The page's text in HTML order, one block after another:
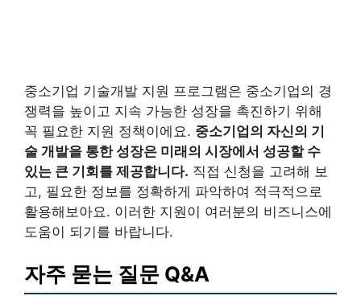
중소기업 기술개발 지원 프로그램은 중소기업의 경
쟁력을 높이고 지속 가능한 성장을 촉진하기 위해
꼭 필요한 지원 정책이에요. 중소기업의 자신의 기
술 개발을 통한 성장은 미래의 시장에서 성공할 수
있는 큰 기회를 제공합니다. 직접 신청을 고려해 보
고, 필요한 정보를 정확하게 파악하여 적극적으로
활용해보아요. 이러한 지원이 여러분의 비즈니스에
도움이 되기를 바랍니다.
자주 묻는 질문 Q&A